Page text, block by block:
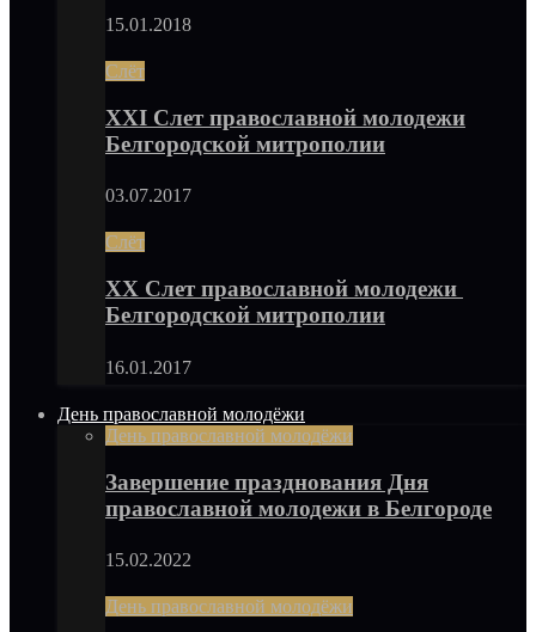
15.01.2018
Слёт
XXI Слет православной молодежи
Белгородской митрополии
03.07.2017
Слёт
XX Слет православной молодежи
Белгородской митрополии
16.01.2017
День православной молодёжи
День православной молодёжи
Завершение празднования Дня
православной молодежи в Белгороде
15.02.2022
День православной молодёжи